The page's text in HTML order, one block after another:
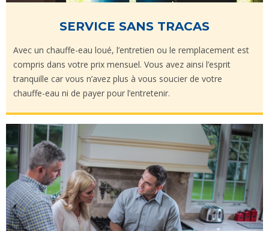
SERVICE SANS TRACAS
Avec un chauffe-eau loué, l’entretien ou le remplacement est
compris dans votre prix mensuel. Vous avez ainsi l’esprit
tranquille car vous n’avez plus à vous soucier de votre
chauffe-eau ni de payer pour l’entretenir.